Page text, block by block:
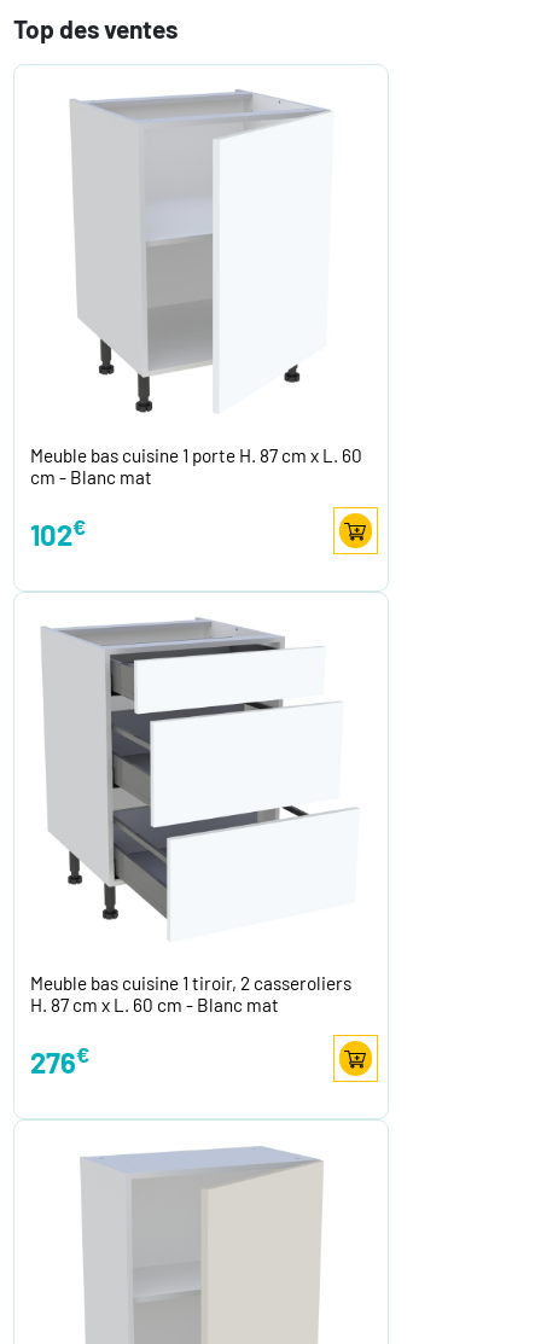
Top des ventes
Meuble bas cuisine 1 porte H. 87 cm x L. 60
cm - Blanc mat
102€
Meuble bas cuisine 1 tiroir, 2 casseroliers
H. 87 cm x L. 60 cm - Blanc mat
276€